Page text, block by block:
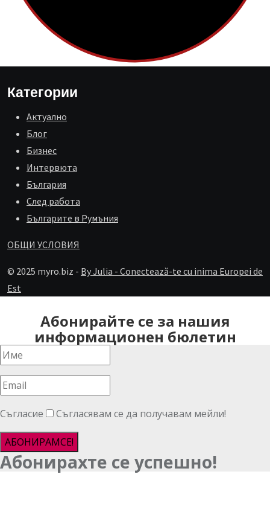
Категории
Aктуално
Блог
Бизнес
Интервюта
България
След работа
Българите в Румъния
ОБЩИ УСЛОВИЯ
© 2025 myro.biz - By Julia - Conectează-te cu inima Europei de
Est
Абонирайте се за нашия
информационен бюлетин
Съгласие Съгласявам се да получавам мейли!
АБОНИРАМСЕ!
Абонирахте се успешно!